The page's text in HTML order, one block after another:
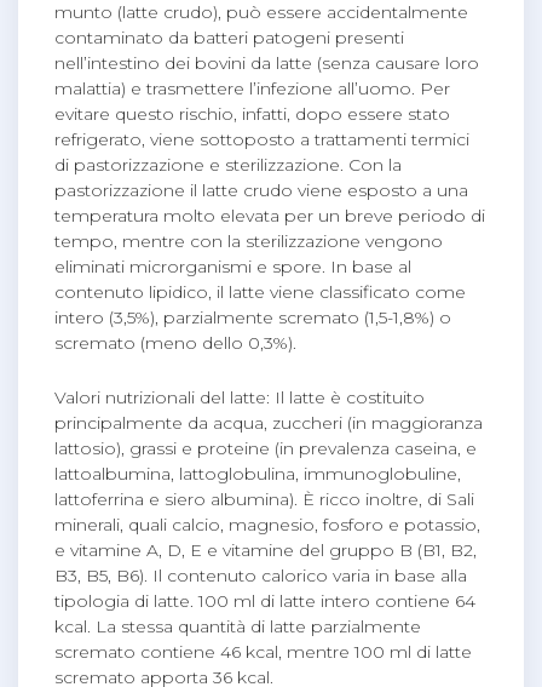
munto (latte crudo), può essere accidentalmente
contaminato da batteri patogeni presenti
nell’intestino dei bovini da latte (senza causare loro
malattia) e trasmettere l’infezione all’uomo. Per
evitare questo rischio, infatti, dopo essere stato
refrigerato, viene sottoposto a trattamenti termici
di pastorizzazione e sterilizzazione. Con la
pastorizzazione il latte crudo viene esposto a una
temperatura molto elevata per un breve periodo di
tempo, mentre con la sterilizzazione vengono
eliminati microrganismi e spore. In base al
contenuto lipidico, il latte viene classificato come
intero (3,5%), parzialmente scremato (1,5-1,8%) o
scremato (meno dello 0,3%).
Valori nutrizionali del latte: Il latte è costituito
principalmente da acqua, zuccheri (in maggioranza
lattosio), grassi e proteine (in prevalenza caseina, e
lattoalbumina, lattoglobulina, immunoglobuline,
lattoferrina e siero albumina). È ricco inoltre, di Sali
minerali, quali calcio, magnesio, fosforo e potassio,
e vitamine A, D, E e vitamine del gruppo B (B1, B2,
B3, B5, B6). Il contenuto calorico varia in base alla
tipologia di latte. 100 ml di latte intero contiene 64
kcal. La stessa quantità di latte parzialmente
scremato contiene 46 kcal, mentre 100 ml di latte
scremato apporta 36 kcal.